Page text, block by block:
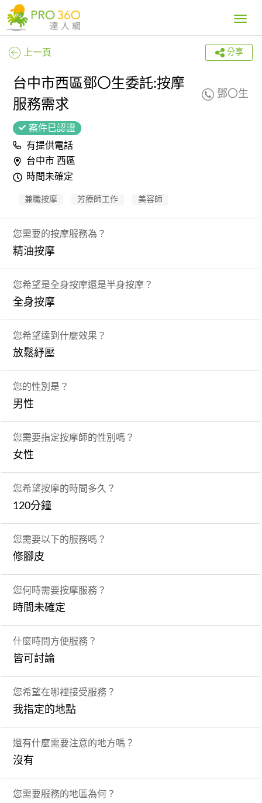
Toggle
上一頁 分享
台中市西區鄧〇生委託:按摩
服務需求
鄧〇生
案件已認證
有提供電話
台中市 西區
時間未確定
兼職按摩 芳療師工作 美容師
您需要的按摩服務為？
精油按摩
您希望是全身按摩還是半身按摩？
全身按摩
您希望達到什麼效果？
放鬆紓壓
您的性別是？
男性
您需要指定按摩師的性別嗎？
女性
您希望按摩的時間多久？
120分鐘
您需要以下的服務嗎？
修腳皮
您何時需要按摩服務？
時間未確定
什麼時間方便服務？
皆可討論
您希望在哪裡接受服務？
我指定的地點
還有什麼需要注意的地方嗎？
沒有
您需要服務的地區為何？